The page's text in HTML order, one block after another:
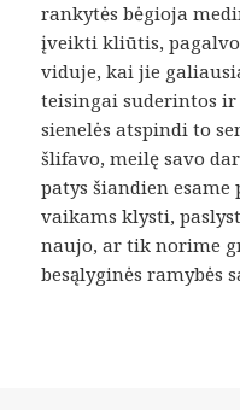
rankytės bėgioja
įveikti kliūtis,
viduje, kai jie
teisingai suderintos
sienelės atspindi to
šlifavo, meilę savo
patys šiandien
vaikams klysti,
naujo, ar tik norime
besąlyginės ramybės